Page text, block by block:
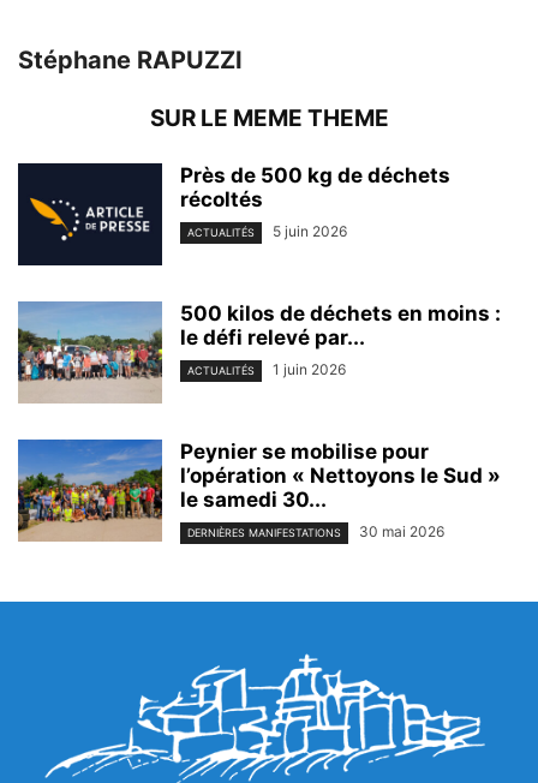
Stéphane RAPUZZI
SUR LE MEME THEME
Près de 500 kg de déchets
récoltés
ACTUALITÉS 5 juin 2026
500 kilos de déchets en moins :
le défi relevé par...
ACTUALITÉS 1 juin 2026
Peynier se mobilise pour
l’opération « Nettoyons le Sud »
le samedi 30...
DERNIÈRES MANIFESTATIONS 30 mai 2026